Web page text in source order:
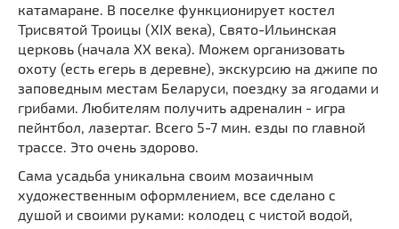
катамаране. В поселке функционирует костел
Трисвятой Троицы (XIX века), Свято-Ильинская
церковь (начала XX века). Можем организовать
охоту (есть егерь в деревне), экскурсию на джипе по
заповедным местам Беларуси, поездку за ягодами и
грибами. Любителям получить адреналин - игра
пейнтбол, лазертаг. Всего 5-7 мин. езды по главной
трассе. Это очень здорово.
Сама усадьба уникальна своим мозаичным
художественным оформлением, все сделано с
душой и своими руками: колодец с чистой водой,